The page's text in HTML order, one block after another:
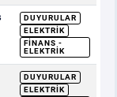
DUYURULAR
ELEKTRIK
FINANS -
ELEKTRIK
DUYURULAR
ELEKTRIK